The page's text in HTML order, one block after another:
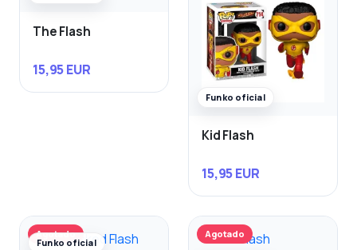
The Flash
15,95 EUR
Funko oficial
Kid Flash
15,95 EUR
Agotado
Funko oficial
Agotado